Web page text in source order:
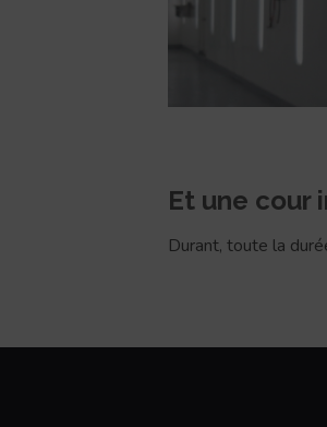
Et une cour
Durant, toute la